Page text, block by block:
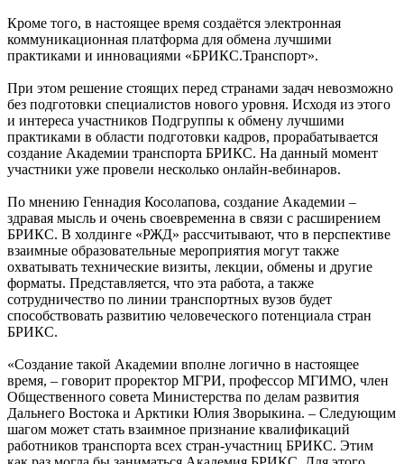
Кроме того, в настоящее время создаётся электронная
коммуникационная платформа для обмена лучшими
практиками и инновациями «БРИКС.Транспорт».
При этом решение стоящих перед странами задач невозможно
без подготовки специалистов нового уровня. Исходя из этого
и интереса участников Подгруппы к обмену лучшими
практиками в области подготовки кадров, прорабатывается
создание Академии транспорта БРИКС. На данный момент
участники уже провели несколько онлайн-вебинаров.
По мнению Геннадия Косолапова, создание Академии –
здравая мысль и очень своевременна в связи с расширением
БРИКС. В холдинге «РЖД» рассчитывают, что в перспективе
взаимные образовательные мероприятия могут также
охватывать технические визиты, лекции, обмены и другие
форматы. Представляется, что эта работа, а также
сотрудничество по линии транспортных вузов будет
способствовать развитию человеческого потенциала стран
БРИКС.
«Создание такой Академии вполне логично в настоящее
время, – говорит проректор МГРИ, профессор МГИМО, член
Общественного совета Министерства по делам развития
Дальнего Востока и Арктики Юлия Зворыкина. – Следующим
шагом может стать взаимное признание квалификаций
работников транспорта всех стран-участниц БРИКС. Этим